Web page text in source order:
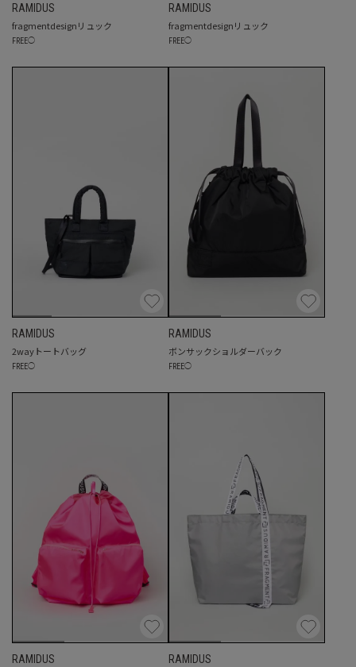
RAMIDUS
fragmentdesignリュック
FREE◯
RAMIDUS
fragmentdesignリュック
FREE◯
RAMIDUS
2wayトートバッグ
FREE◯
RAMIDUS
ボンサックショルダーバック
FREE◯
RAMIDUS
RAMIDUS